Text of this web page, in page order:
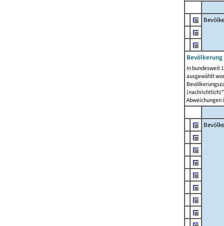
In bundesweit
ausgewählt
Abweichungen